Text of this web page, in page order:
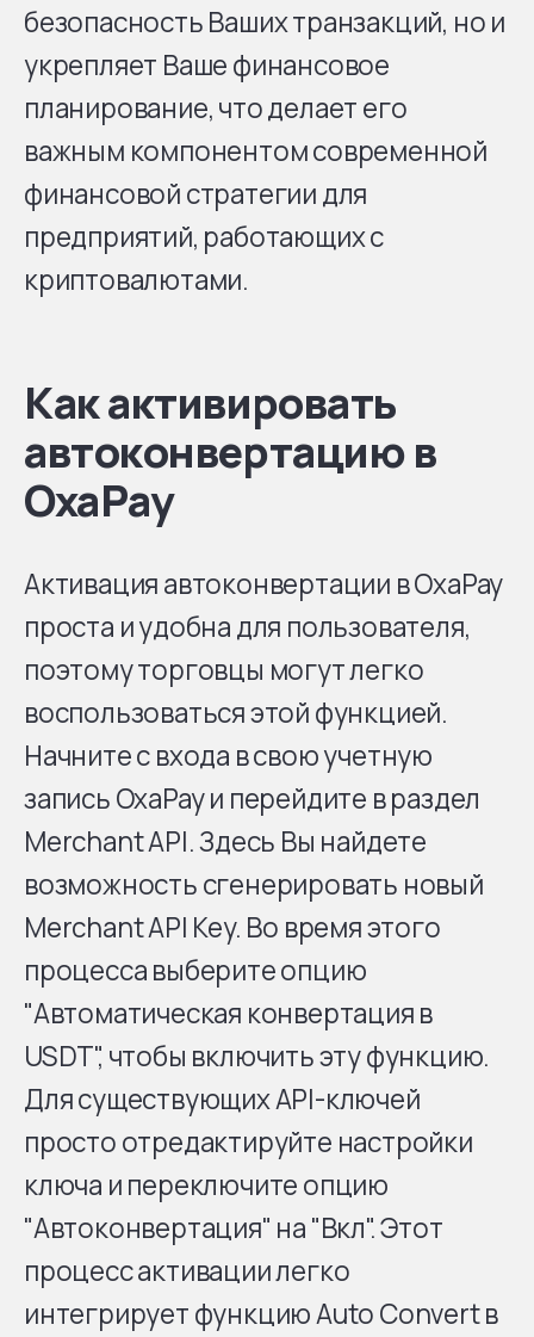
безопасность Ваших транзакций, но и
укрепляет Ваше финансовое
планирование, что делает его
важным компонентом современной
финансовой стратегии для
предприятий, работающих с
криптовалютами.
Как активировать
автоконвертацию в
OxaPay
Активация автоконвертации в OxaPay
проста и удобна для пользователя,
поэтому торговцы могут легко
воспользоваться этой функцией.
Начните с входа в свою учетную
запись OxaPay и перейдите в раздел
Merchant API. Здесь Вы найдете
возможность сгенерировать новый
Merchant API Key. Во время этого
процесса выберите опцию
"Автоматическая конвертация в
USDT", чтобы включить эту функцию.
Для существующих API-ключей
просто отредактируйте настройки
ключа и переключите опцию
"Автоконвертация" на "Вкл". Этот
процесс активации легко
интегрирует функцию Auto Convert в